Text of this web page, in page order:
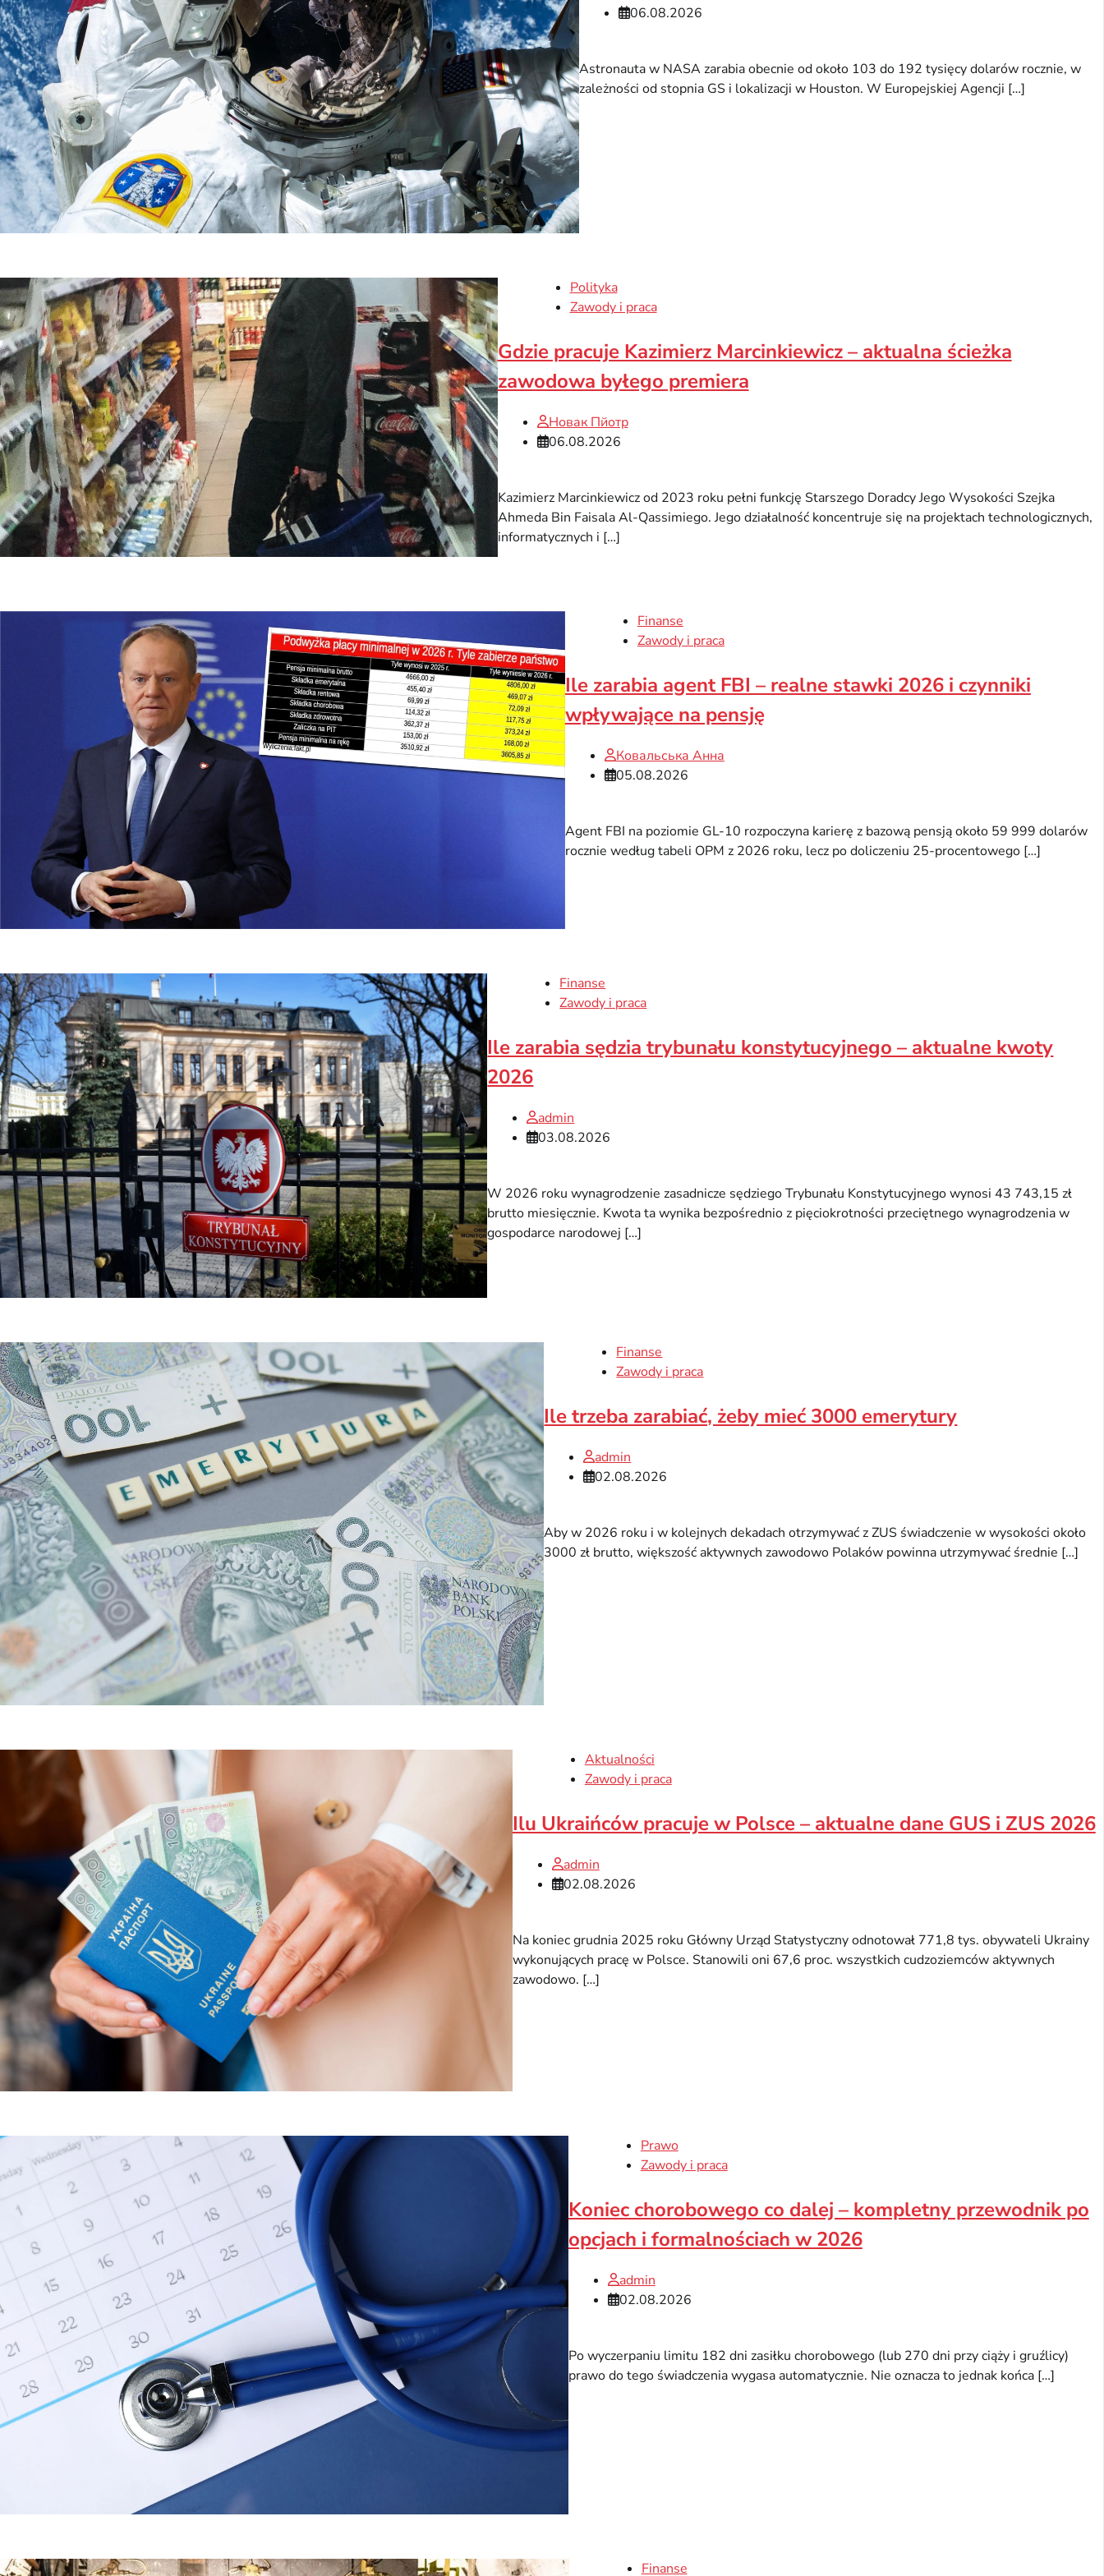
06.08.2026
Astronauta w NASA zarabia obecnie od około 103 do 192 tysięcy dolarów rocznie, w
zależności od stopnia GS i lokalizacji w Houston. W Europejskiej Agencji […]
Polityka
Zawody i praca
Gdzie pracuje Kazimierz Marcinkiewicz – aktualna ścieżka
zawodowa byłego premiera
Новак Пйотр
06.08.2026
Kazimierz Marcinkiewicz od 2023 roku pełni funkcję Starszego Doradcy Jego Wysokości Szejka
Ahmeda Bin Faisala Al-Qassimiego. Jego działalność koncentruje się na projektach technologicznych,
informatycznych i […]
Finanse
Zawody i praca
Ile zarabia agent FBI – realne stawki 2026 i czynniki
wpływające na pensję
Ковальська Анна
05.08.2026
Agent FBI na poziomie GL-10 rozpoczyna karierę z bazową pensją około 59 999 dolarów
rocznie według tabeli OPM z 2026 roku, lecz po doliczeniu 25-procentowego […]
Finanse
Zawody i praca
Ile zarabia sędzia trybunału konstytucyjnego – aktualne kwoty
2026
admin
03.08.2026
W 2026 roku wynagrodzenie zasadnicze sędziego Trybunału Konstytucyjnego wynosi 43 743,15 zł
brutto miesięcznie. Kwota ta wynika bezpośrednio z pięciokrotności przeciętnego wynagrodzenia w
gospodarce narodowej […]
Finanse
Zawody i praca
Ile trzeba zarabiać, żeby mieć 3000 emerytury
admin
02.08.2026
Aby w 2026 roku i w kolejnych dekadach otrzymywać z ZUS świadczenie w wysokości około
3000 zł brutto, większość aktywnych zawodowo Polaków powinna utrzymywać średnie […]
Aktualności
Zawody i praca
Ilu Ukraińców pracuje w Polsce – aktualne dane GUS i ZUS 2026
admin
02.08.2026
Na koniec grudnia 2025 roku Główny Urząd Statystyczny odnotował 771,8 tys. obywateli Ukrainy
wykonujących pracę w Polsce. Stanowili oni 67,6 proc. wszystkich cudzoziemców aktywnych
zawodowo. […]
Prawo
Zawody i praca
Koniec chorobowego co dalej – kompletny przewodnik po
opcjach i formalnościach w 2026
admin
02.08.2026
Po wyczerpaniu limitu 182 dni zasiłku chorobowego (lub 270 dni przy ciąży i gruźlicy)
prawo do tego świadczenia wygasa automatycznie. Nie oznacza to jednak końca […]
Finanse